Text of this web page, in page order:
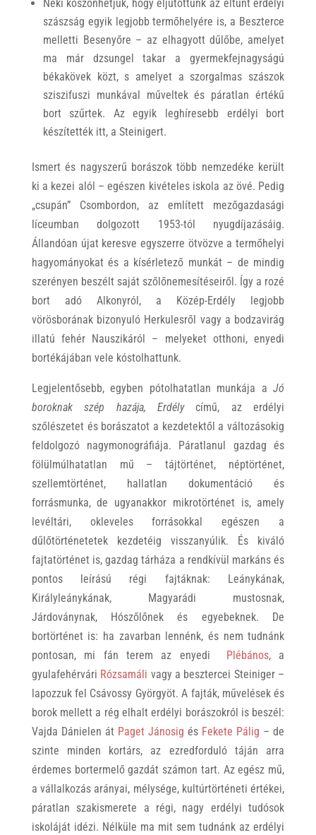
Neki köszönhetjük, hogy eljutottunk az eltűnt erdélyi
szászság egyik legjobb termőhelyére is, a Beszterce
melletti Besenyőre – az elhagyott dűlőbe, amelyet
ma már dzsungel takar a gyermekfejnagyságú
békakövek közt, s amelyet a szorgalmas szászok
sziszifuszi munkával műveltek és páratlan értékű
bort szűrtek. Az egyik leghíresebb erdélyi bort
készítették itt, a Steinigert.
Ismert és nagyszerű borászok több nemzedéke került
ki a kezei alól – egészen kivételes iskola az övé. Pedig
„csupán” Csombordon, az említett mezőgazdasági
líceumban dolgozott 1953-tól nyugdíjazásáig.
Állandóan újat keresve egyszerre ötvözve a termőhelyi
hagyományokat és a kísérletező munkát – de mindig
szerényen beszélt saját szőlőnemesítéseiről. Így a rozé
bort adó Alkonyról, a Közép-Erdély legjobb
vörösborának bizonyuló Herkulesről vagy a bodzavirág
illatú fehér Nauszikáról – melyeket otthoni, enyedi
bortékájában vele kóstolhattunk.
Legjelentősebb, egyben pótolhatatlan munkája aJó
boroknak szép hazája, Erdélycímű, az erdélyi
szőlészetet és borászatot a kezdetektől a változásokig
feldolgozó nagymonográfiája. Páratlanul gazdag és
fölülmúlhatatlan mű – tájtörténet, néptörténet,
szellemtörténet, hallatlan dokumentáció és
forrásmunka, de ugyanakkor mikrotörténet is, amely
levéltári, okleveles forrásokkal egészen a
dűlőtörténetetek kezdetéig visszanyúlik. És kiváló
fajtatörténet is, gazdag tárháza a rendkívül markáns és
pontos leírású régi fajtáknak: Leánykának,
Királyleánykának, Magyarádi mustosnak,
Járdoványnak, Hószőlőnek és egyebeknek. De
bortörténet is: ha zavarban lennénk, és nem tudnánk
pontosan, mi fán terem az enyedi Plébános, a
gyulafehérvári Rózsamáli vagy a besztercei Steiniger –
lapozzuk fel Csávossy Györgyöt. A fajták, művelések és
borok mellett a rég elhalt erdélyi borászokról is beszél:
Vajda Dánielen át Paget Jánosig és Fekete Pálig – de
szinte minden kortárs, az ezredforduló táján arra
érdemes bortermelő gazdát számon tart. Az egész mű,
a vállalkozás arányai, mélysége, kultúrtörténeti értékei,
páratlan szakismerete a régi, nagy erdélyi tudósok
iskoláját idézi. Nélküle ma mit sem tudnánk az erdélyi